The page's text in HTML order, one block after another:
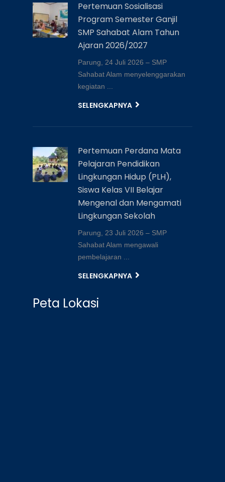
Pertemuan Sosialisasi
Program Semester Ganjil
SMP Sahabat Alam Tahun
Ajaran 2026/2027
Parung, 24 Juli 2026 – SMP
Sahabat Alam menyelenggarakan
kegiatan ...
SELENGKAPNYA
Pertemuan Perdana Mata
Pelajaran Pendidikan
Lingkungan Hidup (PLH),
Siswa Kelas VII Belajar
Mengenal dan Mengamati
Lingkungan Sekolah
Parung, 23 Juli 2026 – SMP
Sahabat Alam mengawali
pembelajaran ...
SELENGKAPNYA
Peta Lokasi